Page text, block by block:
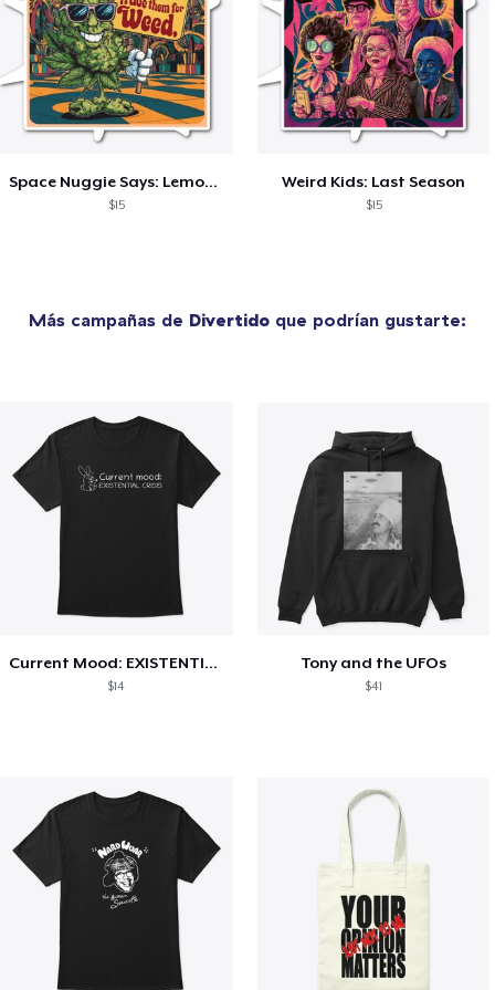
Space Nuggie Says: Lemons for Weed
$15
Weird Kids: Last Season
$15
Más campañas de Divertido que podrían gustarte:
Current Mood: EXISTENTIAL CRISIS
$14
Tony and the UFOs
$41